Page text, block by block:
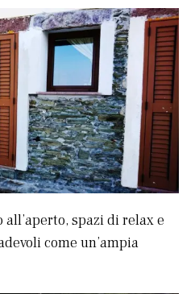
spazi di relax e
come un’ampia